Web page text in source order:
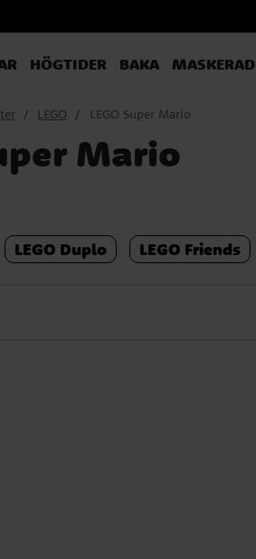
HÖGTIDER BAKA MASKERAD
LEGO LEGO Super Mario
Mario
LEGO Duplo LEGO Friends